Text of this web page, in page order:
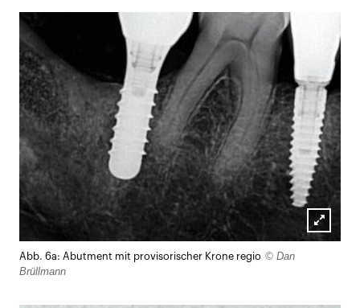
Abb. 6a: Abutment mit provisorischer Krone regio © Dan
Brüllmann